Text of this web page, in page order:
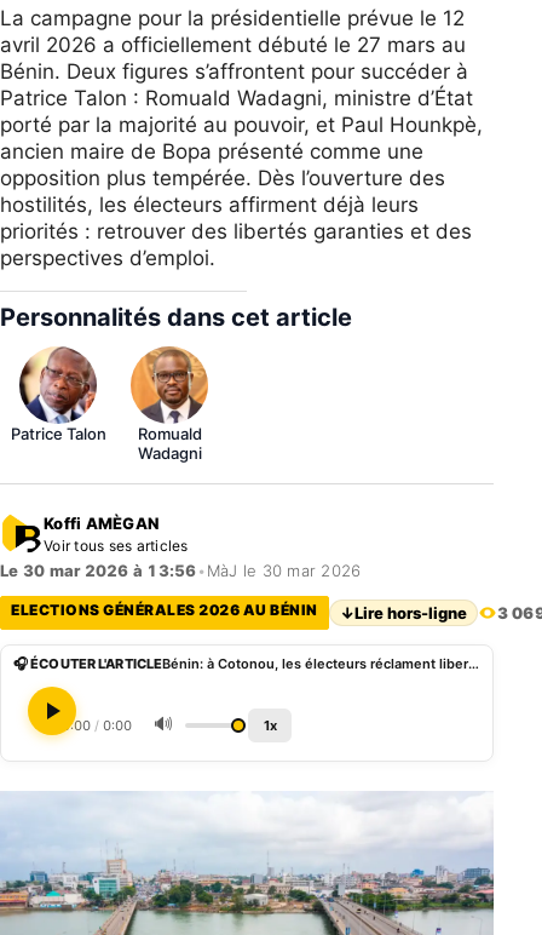
La campagne pour la présidentielle prévue le 12
avril 2026 a officiellement débuté le 27 mars au
Bénin. Deux figures s’affrontent pour succéder à
Patrice Talon : Romuald Wadagni, ministre d’État
porté par la majorité au pouvoir, et Paul Hounkpè,
ancien maire de Bopa présenté comme une
opposition plus tempérée. Dès l’ouverture des
hostilités, les électeurs affirment déjà leurs
priorités : retrouver des libertés garanties et des
perspectives d’emploi.
Personnalités dans cet article
Patrice Talon
Romuald
Wadagni
Koffi AMÈGAN
Voir tous ses articles
Le 30 mar 2026 à 13:56• MàJ le 30 mar 2026
ELECTIONS GÉNÉRALES 2026 AU BÉNIN ↓Lire hors-ligne 3
🎧 ÉCOUTER L'ARTICLE Bénin: à Cotonou, les électeurs réclament libertés et emplois à la veille de la présidentielle
0:00 / 0:00 🔊 1x